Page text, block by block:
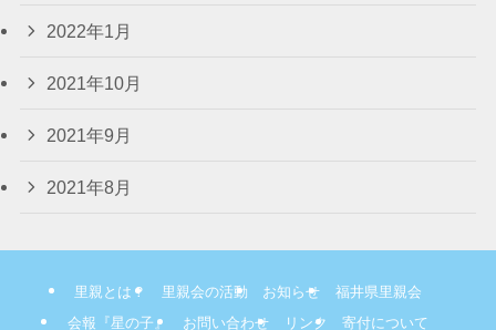
2022年1月
2021年10月
2021年9月
2021年8月
里親とは？ 里親会の活動 お知らせ
福井県里親会
会報『星の子』
お問い合わせ リンク 寄付について